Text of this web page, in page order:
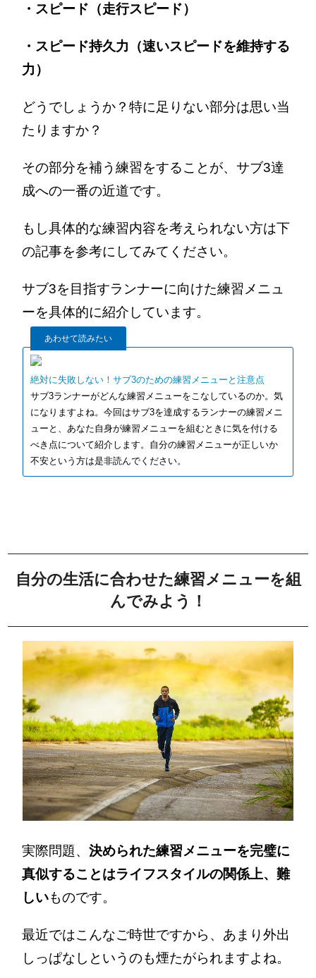
・スピード（走行スピード）
・スピード持久力（速いスピードを維持する
力）
どうでしょうか？特に足りない部分は思い当
たりますか？
その部分を補う練習をすることが、サブ3達
成への一番の近道です。
もし具体的な練習内容を考えられない方は下
の記事を参考にしてみてください。
サブ3を目指すランナーに向けた練習メニュ
ーを具体的に紹介しています。
あわせて読みたい
絶対に失敗しない！サブ3のための練習メニューと注意点
サブ3ランナーがどんな練習メニューをこなしているのか。気
になりますよね。今回はサブ3を達成するランナーの練習メニ
ューと、あなた自身が練習メニューを組むときに気を付ける
べき点について紹介します。自分の練習メニューが正しいか
不安という方は是非読んでください。
自分の生活に合わせた練習メニューを組
んでみよう！
実際問題、決められた練習メニューを完璧に
真似することはライフスタイルの関係上、難
しいものです。
最近ではこんなご時世ですから、あまり外出
しっぱなしというのも煙たがられますよね。